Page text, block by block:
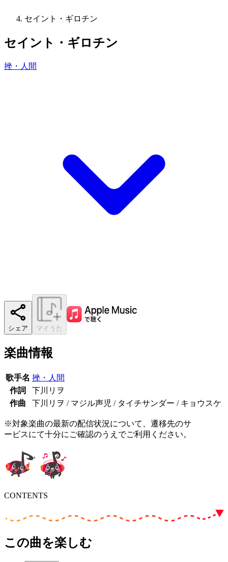
セイント・ギロチン
セイント・ギロチン
挫・人間
シェア マイうた
楽曲情報
歌手名 挫・人間
作詞
下川リヲ
作曲
下川リヲ / マジル声児 / タイチサンダー / キョウスケ
※対象楽曲の最新の配信状況について、遷移先のサ
ービスにて十分にご確認のうえでご利用ください。
CONTENTS
この曲を楽しむ